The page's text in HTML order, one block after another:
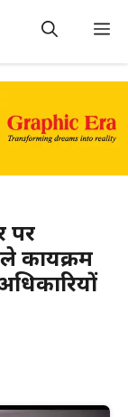
पर
कार्यक्रम